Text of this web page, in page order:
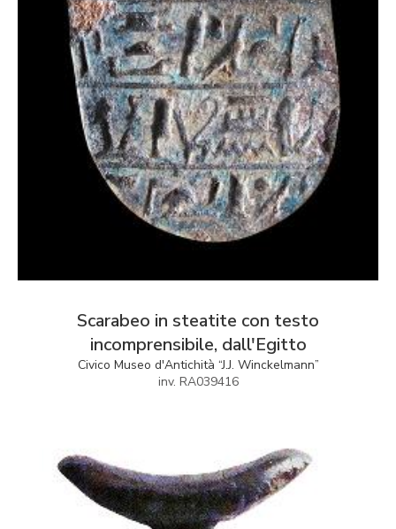
Scarabeo in steatite con testo
incomprensibile, dall'Egitto
Civico Museo d'Antichità “J.J. Winckelmann”
inv. RA039416